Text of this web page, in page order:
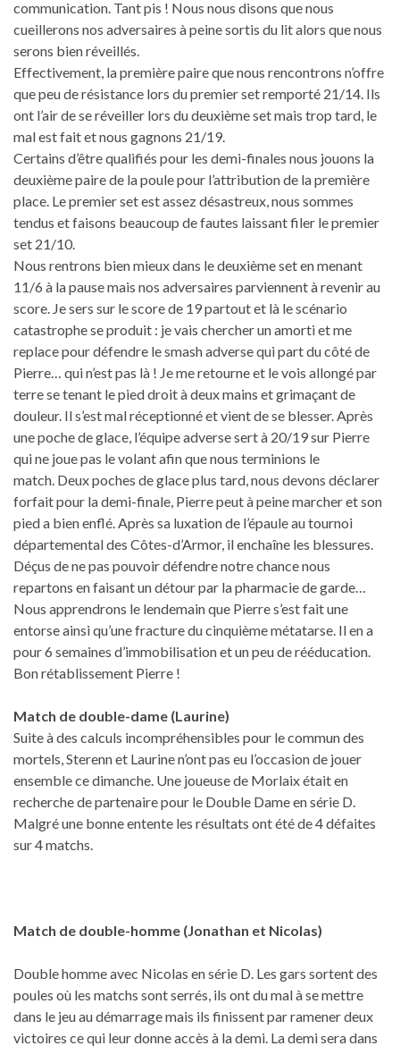
communication. Tant pis ! Nous nous disons que nous
cueillerons nos adversaires à peine sortis du lit alors que nous
serons bien réveillés.
Effectivement, la première paire que nous rencontrons n’offre
que peu de résistance lors du premier set remporté 21/14. Ils
ont l’air de se réveiller lors du deuxième set mais trop tard, le
mal est fait et nous gagnons 21/19.
Certains d’être qualifiés pour les demi-finales nous jouons la
deuxième paire de la poule pour l’attribution de la première
place. Le premier set est assez désastreux, nous sommes
tendus et faisons beaucoup de fautes laissant filer le premier
set 21/10.
Nous rentrons bien mieux dans le deuxième set en menant
11/6 à la pause mais nos adversaires parviennent à revenir au
score. Je sers sur le score de 19 partout et là le scénario
catastrophe se produit : je vais chercher un amorti et me
replace pour défendre le smash adverse qui part du côté de
Pierre… qui n’est pas là ! Je me retourne et le vois allongé par
terre se tenant le pied droit à deux mains et grimaçant de
douleur. Il s’est mal réceptionné et vient de se blesser. Après
une poche de glace, l’équipe adverse sert à 20/19 sur Pierre
qui ne joue pas le volant afin que nous terminions le
match. Deux poches de glace plus tard, nous devons déclarer
forfait pour la demi-finale, Pierre peut à peine marcher et son
pied a bien enflé. Après sa luxation de l’épaule au tournoi
départemental des Côtes-d’Armor, il enchaîne les blessures.
Déçus de ne pas pouvoir défendre notre chance nous
repartons en faisant un détour par la pharmacie de garde…
Nous apprendrons le lendemain que Pierre s’est fait une
entorse ainsi qu’une fracture du cinquième métatarse. Il en a
pour 6 semaines d’immobilisation et un peu de rééducation.
Bon rétablissement Pierre !
Match de double-dame (Laurine)
Suite à des calculs incompréhensibles pour le commun des
mortels, Sterenn et Laurine n’ont pas eu l’occasion de jouer
ensemble ce dimanche. Une joueuse de Morlaix était en
recherche de partenaire pour le Double Dame en série D.
Malgré une bonne entente les résultats ont été de 4 défaites
sur 4 matchs.
Match de double-homme (Jonathan et Nicolas)
Double homme avec Nicolas en série D. Les gars sortent des
poules où les matchs sont serrés, ils ont du mal à se mettre
dans le jeu au démarrage mais ils finissent par ramener deux
victoires ce qui leur donne accès à la demi. La demi sera dans